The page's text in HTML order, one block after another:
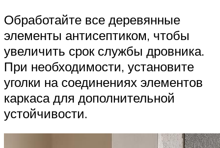
Обработайте все деревянные
элементы антисептиком, чтобы
увеличить срок службы дровника.
При необходимости, установите
уголки на соединениях элементов
каркаса для дополнительной
устойчивости.